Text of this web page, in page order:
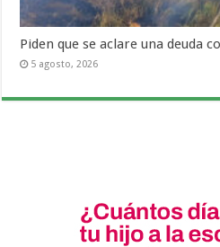
Piden que se aclare una deuda
5 agosto, 2026